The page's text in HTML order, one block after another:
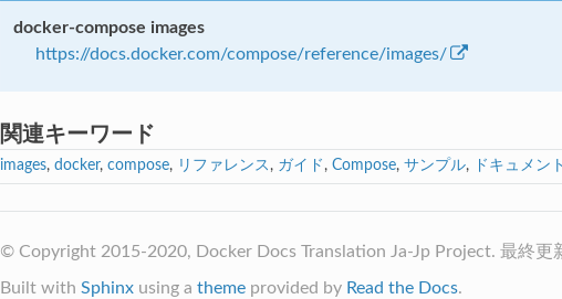
docker-compose images
https://docs.docker.com/compose/reference/images/
関連キーワード
images, docker, compose, リファレンス , ガイド , Compose, サンプル, ドキュメント
© Copyright 2015-2020, Docker Docs Translation Ja-Jp Project. 最終更
Built with Sphinxusing a themeprovided by Read the Docs.